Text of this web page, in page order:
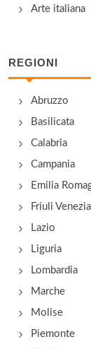
Ca' Foscari
Ca'
Ca'
Arte italiana
REGIONI
Abruzzo
Basilicata
Calabria
Campania
Emilia
Friuli
Lazio
Liguria
Lombardia
Marche
Molise
Piemonte